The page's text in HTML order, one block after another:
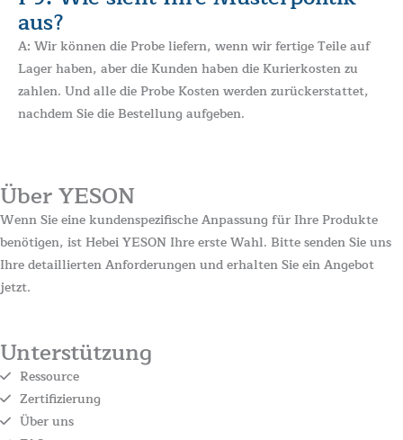
aus?
A: Wir können die Probe liefern, wenn wir fertige Teile auf
Lager haben, aber die Kunden haben die Kurierkosten zu
zahlen. Und alle die Probe Kosten werden zurückerstattet,
nachdem Sie die Bestellung aufgeben.
Über YESON
Wenn Sie eine kundenspezifische Anpassung für Ihre Produkte
benötigen, ist Hebei YESON Ihre erste Wahl. Bitte senden Sie uns
Ihre detaillierten Anforderungen und erhalten Sie ein Angebot
jetzt.
Unterstützung
Ressource
Zertifizierung
Über uns